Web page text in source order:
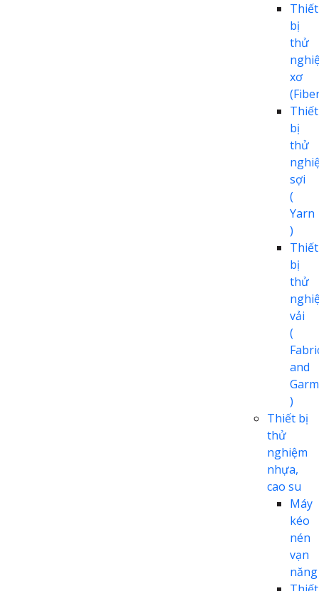
Thiết
bị
thử
xơ
Thiết
bị
thử
sợi
(
Yarn
)
Thiết
bị
thử
vải
(
and
)
Thiết bị
thử
nghiệm
nhựa,
cao su
Máy
kéo
nén
vạn
năng